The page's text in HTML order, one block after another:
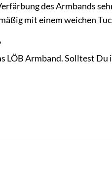
des Armbands
mit einem weichen
LÖB Armband. Solltest